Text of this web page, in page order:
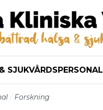
SJUKVÅRDSPERSONAL
Forskning